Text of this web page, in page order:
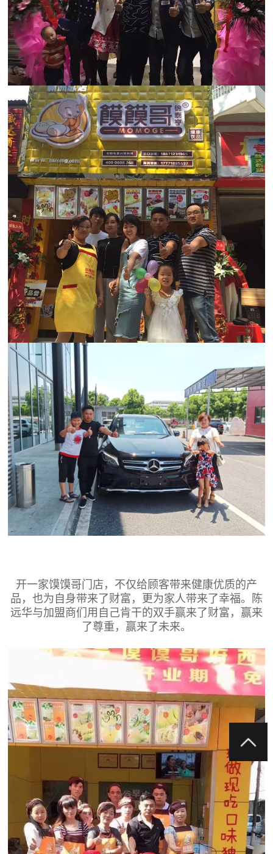
开一家馍馍哥门店，不仅给顾客带来健康优质的产
品，也为自身带来了财富，更为家人带来了幸福。陈
远华与加盟商们用自己肯干的双手赢来了财富，赢来
了尊重，赢来了未来。